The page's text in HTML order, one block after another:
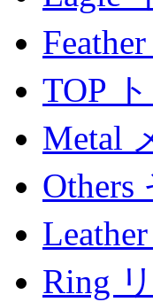
TOP
Metal
Others
Ring